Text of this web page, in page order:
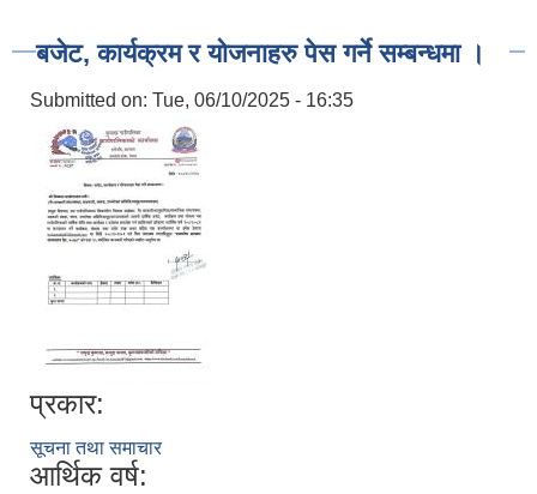
बजेट, कार्यक्रम र योजनाहरु पेस गर्ने सम्बन्धमा ।
Submitted on: Tue, 06/10/2025 - 16:35
प्रकार:
सूचना तथा समाचार
आर्थिक वर्ष: